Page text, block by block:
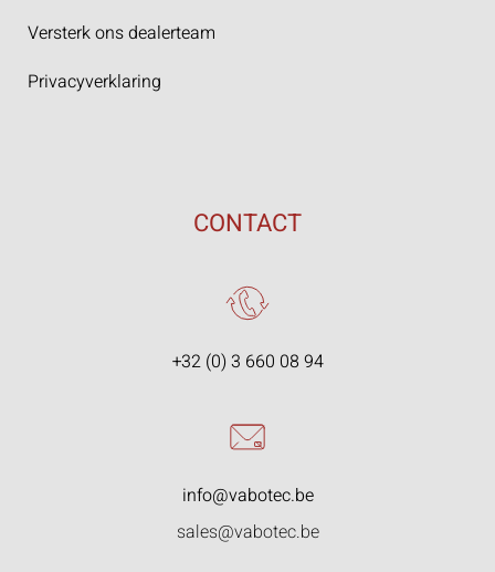
Versterk ons dealerteam
Privacyverklaring
CONTACT
+32 (0) 3 660 08 94
info@vabotec.be
sales@vabotec.be